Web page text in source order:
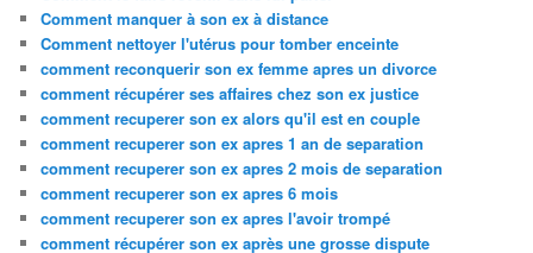
Comment manquer à son ex à distance
Comment nettoyer l'utérus pour tomber enceinte
comment reconquerir son ex femme apres un divorce
comment récupérer ses affaires chez son ex justice
comment recuperer son ex alors qu'il est en couple
comment recuperer son ex apres 1 an de separation
comment recuperer son ex apres 2 mois de separation
comment recuperer son ex apres 6 mois
comment recuperer son ex apres l'avoir trompé
comment récupérer son ex après une grosse dispute